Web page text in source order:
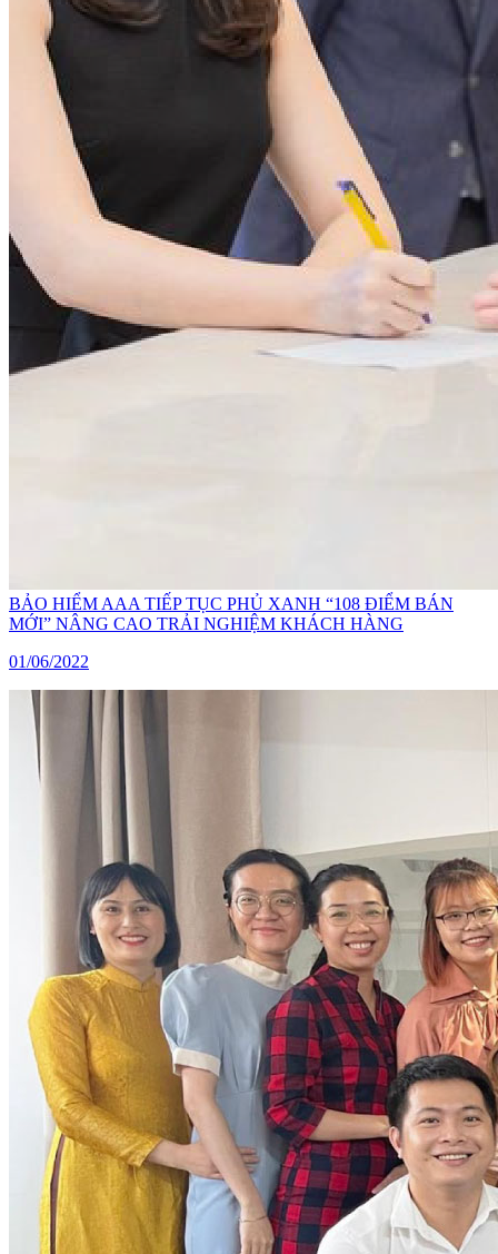
BẢO HIỂM AAA TIẾP TỤC PHỦ XANH “108 ĐIỂM BÁN
MỚI” NÂNG CAO TRẢI NGHIỆM KHÁCH HÀNG
01/06/2022